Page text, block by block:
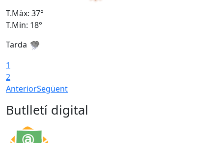
T.Màx: 37°
T.Min: 18°
Tarda
1
2
AnteriorSegüent
Butlletí digital